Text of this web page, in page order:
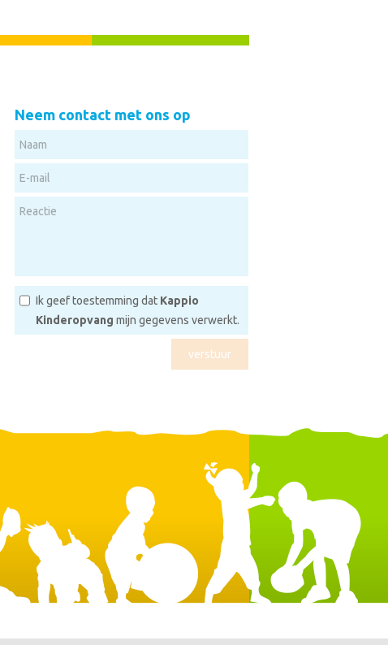
Neem contact met ons op
Ik geef toestemming dat Kappio
Kinderopvang mijn gegevens verwerkt.